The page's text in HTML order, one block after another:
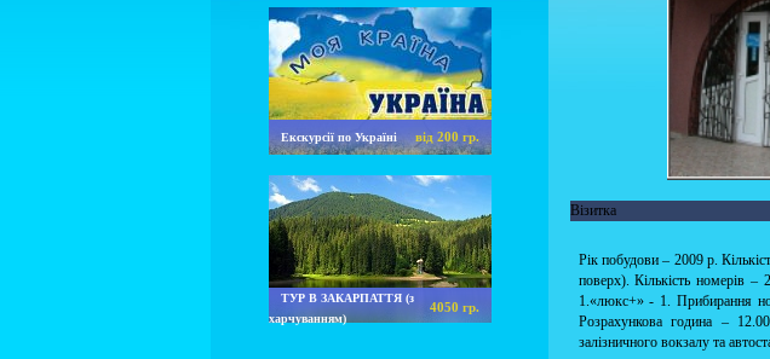
Екскурсії по Україні від 200 гр.
ТУР В ЗАКАРПАТТЯ (з
харчуванням)
4050 гр.
Візитка
Рік побудови – 2009 р.
поверх). Кількість номерів
1.«люкс+» - 1. Прибирання
Розрахункова година –
залізничного вокзалу та